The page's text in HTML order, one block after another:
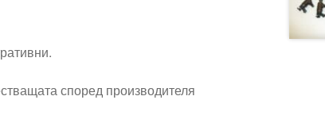
според производителя